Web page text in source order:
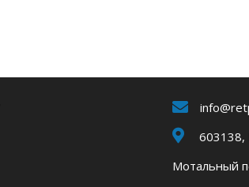
Мотальный